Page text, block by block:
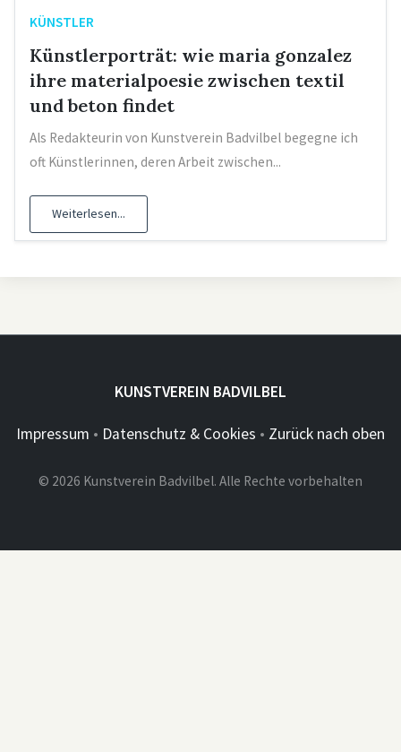
KÜNSTLER
Künstlerporträt: wie maria gonzalez
ihre materialpoesie zwischen textil
und beton findet
Als Redakteurin von Kunstverein Badvilbel begegne ich
oft Künstlerinnen, deren Arbeit zwischen...
Weiterlesen...
KUNSTVEREIN BADVILBEL
Impressum • Datenschutz & Cookies • Zurück nach oben
© 2026 Kunstverein Badvilbel. Alle Rechte vorbehalten